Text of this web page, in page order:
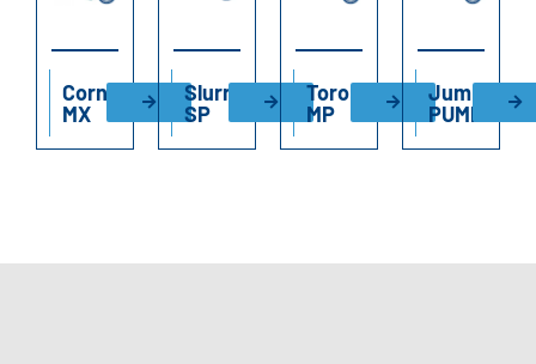
Cornell
MX
SlurryPro
SP
Toro
MP
Jumbo
PUMPS